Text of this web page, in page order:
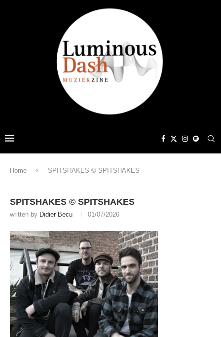
Home SPITSHAKES © SPITSHAKES
SPITSHAKES © SPITSHAKES
written by Didier Becu 01/07/2026